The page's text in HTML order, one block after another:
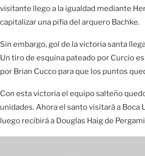
visitante llego a la igualdad mediante
capitalizar una pifia del arquero Bachke.
Sin embargo, gol de la victoria santa
Un tiro de esquina pateado por Curcio
por Brian Cucco para que los puntos
Con esta victoria el equipo salteño
unidades. Ahora el santo visitará a Boca
luego recibirá a Douglas Haig de